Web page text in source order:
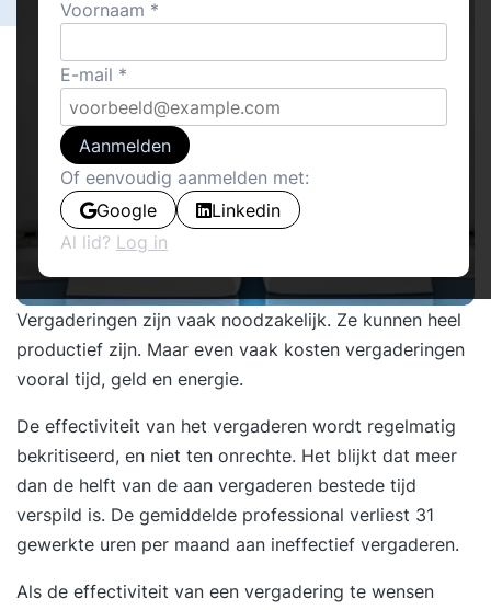
Vergaderingen zijn vaak noodzakelijk. Ze kunnen heel
productief zijn. Maar even vaak kosten vergaderingen
vooral tijd, geld en energie.
De effectiviteit van het vergaderen wordt regelmatig
bekritiseerd, en niet ten onrechte. Het blijkt dat meer
dan de helft van de aan vergaderen bestede tijd
verspild is. De gemiddelde professional verliest 31
gewerkte uren per maand aan ineffectief vergaderen.
Als de effectiviteit van een vergadering te wensen
Voornaam
E-mail
Aanmelden
Of eenvoudig aanmelden met:
Google
Linkedin
Al lid? Log in